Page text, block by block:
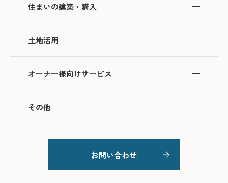
住まいの建築・購入
土地活用
オーナー様向けサービス
その他
お問い合わせ